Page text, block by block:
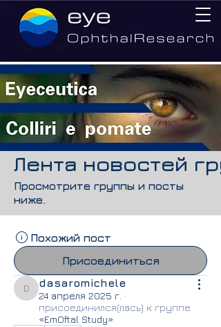
Лента новостей
Просмотрите группы и посты
ниже.
Похожий пост
Присоединиться
dasaromichele
dasaromichele
24 апреля 2025 г. ·
присоединился(лась) к группе
«EmOftal Study»